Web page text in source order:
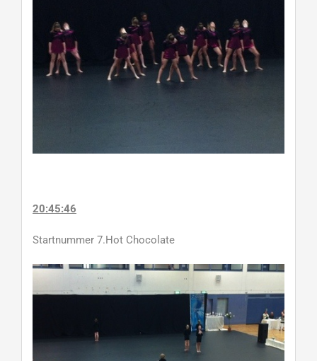
20:45:46
Startnummer 7.Hot Chocolate